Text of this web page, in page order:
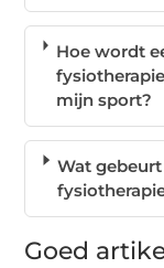
Hoe wordt
mijn sport?
Wat
Goed